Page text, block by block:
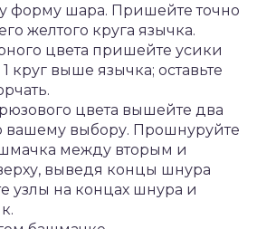
форму шара. Пришейте точно
желтого круга язычка.
цвета пришейте усики
круг выше язычка; оставьте
цвета вышейте два
вашему выбору. Прошнуруйте
между вторым и
выведя концы шнура
узлы на концах шнура и